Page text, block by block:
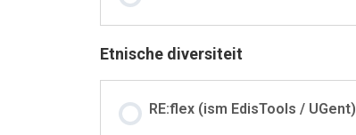
Etnische diversiteit
RE:flex (ism EdisTools / UGent)